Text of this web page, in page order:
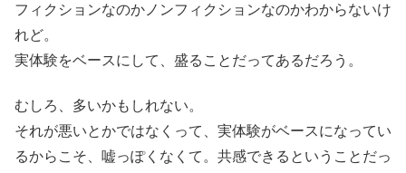
フィクションなのかノンフィクションなのかわからないけ
れど。
実体験をベースにして、盛ることだってあるだろう。
むしろ、多いかもしれない。
それが悪いとかではなくって、実体験がベースになってい
るからこそ、嘘っぽくなくて。共感できるということだっ